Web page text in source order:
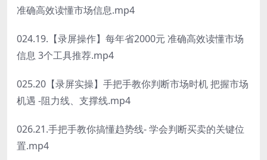
准确高效读懂市场信息.mp4
024.19.【录屏操作】每年省2000元 准确高效读懂市场
信息 3个工具推荐.mp4
025.20【录屏实操】手把手教你判断市场时机 把握市场
机遇 -阻力线、支撑线.mp4
026.21.手把手教你搞懂趋势线- 学会判断买卖的关键位
置.mp4